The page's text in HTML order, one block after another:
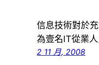
信息技術對於
為壹名IT從業
2 11 月, 2008